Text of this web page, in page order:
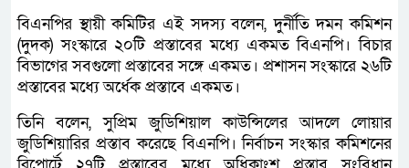
বিএনপির স্থায়ী কমিটির এই সদস্য বলেন, দুর্নীতি দমন কমিশন
(দুদক) সংস্কারে ২০টি প্রস্তাবের মধ্যে একমত বিএনপি। বিচার
বিভাগের সবগুলো প্রস্তাবের সঙ্গে একমত। প্রশাসন সংস্কারে ২৬টি
প্রস্তাবের মধ্যে অর্ধেক প্রস্তাবে একমত।
তিনি বলেন, সুপ্রিম জুডিশিয়াল কাউন্সিলের আদলে লোয়ার
জুডিশিয়ারির প্রস্তাব করেছে বিএনপি। নির্বাচন সংস্কার কমিশনের